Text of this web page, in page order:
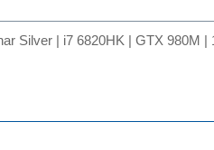
Silver | i7 6820HK | GTX 980M